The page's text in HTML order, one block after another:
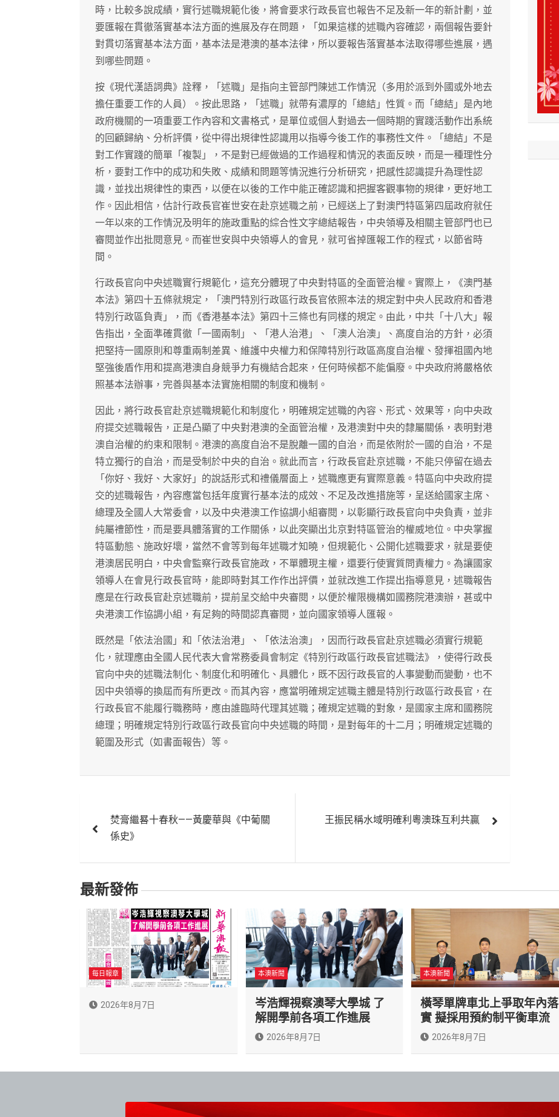
時，比較多說成績，實行述職規範化後，將會要求行政長官也報告不足及新一年的新計劃，並
要匯報在貫徹落實基本法方面的進展及存在問題，「如果這樣的述職內容確認，兩個報告要針
對貫切落實基本法方面，基本法是港澳的基本法律，所以要報告落實基本法取得哪些進展，遇
到哪些問題。
按《現代漢語詞典》詮釋，「述職」是指向主管部門陳述工作情況（多用於派到外國或外地去
擔任重要工作的人員）。按此思路，「述職」就帶有濃厚的「總結」性質。而「總結」是內地
政府機關的一項重要工作內容和文書格式，是單位或個人對過去一個時期的實踐活動作出系統
的回顧歸納、分析評價，從中得出規律性認識用以指導今後工作的事務性文件。「總結」不是
對工作實踐的簡單「複製」，不是對已經做過的工作過程和情況的表面反映，而是一種理性分
析，要對工作中的成功和失敗、成績和問題等情況進行分析研究，把感性認識提升為理性認
識，並找出規律性的東西，以便在以後的工作中能正確認識和把握客觀事物的規律，更好地工
作。因此相信，估計行政長官崔世安在赴京述職之前，已經送上了對澳門特區第四屆政府就任
一年以來的工作情況及明年的施政重點的綜合性文字總結報告，中央領導及相關主管部門也已
審閱並作出批閱意見。而崔世安與中央領導人的會見，就可省掉匯報工作的程式，以節省時
間。
行政長官向中央述職實行規範化，這充分體現了中央對特區的全面管治權。實際上，《澳門基
本法》第四十五條就規定，「澳門特別行政區行政長官依照本法的規定對中央人民政府和香港
特別行政區負責」，而《香港基本法》第四十三條也有同樣的規定。由此，中共「十八大」報
告指出，全面準確貫徹「一國兩制」、「港人治港」、「澳人治澳」、高度自治的方針，必須
把堅持一國原則和尊重兩制差異、維護中央權力和保障特別行政區高度自治權、發揮祖國內地
堅強後盾作用和提高港澳自身競爭力有機結合起來，任何時候都不能偏廢。中央政府將嚴格依
照基本法辦事，完善與基本法實施相關的制度和機制。
因此，將行政長官赴京述職規範化和制度化，明確規定述職的內容、形式、效果等，向中央政
府提交述職報告，正是凸顯了中央對港澳的全面管治權，及港澳對中央的隸屬關係，表明對港
澳自治權的約束和限制。港澳的高度自治不是脫離一國的自治，而是依附於一國的自治，不是
特立獨行的自治，而是受制於中央的自治。就此而言，行政長官赴京述職，不能只停留在過去
「你好、我好、大家好」的說話形式和禮儀層面上，述職應更有實際意義。特區向中央政府提
交的述職報告，內容應當包括年度實行基本法的成效、不足及改進措施等，呈送給國家主席、
總理及全國人大常委會，以及中央港澳工作協調小組審閱，以彰顯行政長官向中央負責，並非
純屬禮節性，而是要具體落實的工作關係，以此突顯出北京對特區管治的權威地位。中央掌握
特區動態、施政好壞，當然不會等到每年述職才知曉，但規範化、公開化述職要求，就是要使
港澳居民明白，中央會監察行政長官施政，不單體現主權，還要行使實質問責權力。為讓國家
領導人在會見行政長官時，能即時對其工作作出評價，並就改進工作提出指導意見，述職報告
應是在行政長官赴京述職前，提前呈交給中央審閱，以便於權限機構如國務院港澳辦，甚或中
央港澳工作協調小組，有足夠的時間認真審閱，並向國家領導人匯報。
既然是「依法治國」和「依法治港」、「依法治澳」，因而行政長官赴京述職必須實行規範
化，就理應由全國人民代表大會常務委員會制定《特別行政區行政長官述職法》，使得行政長
官向中央的述職法制化、制度化和明確化、具體化，既不因行政長官的人事變動而變動，也不
因中央領導的換屆而有所更改。而其內容，應當明確規定述職主體是特別行政區行政長官，在
行政長官不能履行職務時，應由誰臨時代理其述職；確規定述職的對象，是國家主席和國務院
總理；明確規定特別行政區行政長官向中央述職的時間，是對每年的十二月；明確規定述職的
範圍及形式（如書面報告）等。
章
覽
焚膏繼晷十春秋——黃慶華與《中葡關
係史》
王振民稱水域明確利粵澳珠互利共贏
最新發佈
每日報章
2026年8月7日
本澳新聞
岑浩輝視察澳琴大學城 了
解開學前各項工作進展
2026年8月7日
本澳新聞
橫琴單牌車北上爭取年內落
實 擬採用預約制平衡車流
2026年8月7日